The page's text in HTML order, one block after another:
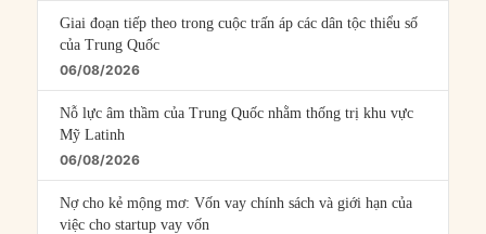
Giai đoạn tiếp theo trong cuộc trấn áp các dân tộc thiểu số
của Trung Quốc
06/08/2026
Nỗ lực âm thầm của Trung Quốc nhằm thống trị khu vực
Mỹ Latinh
06/08/2026
Nợ cho kẻ mộng mơ: Vốn vay chính sách và giới hạn của
việc cho startup vay vốn